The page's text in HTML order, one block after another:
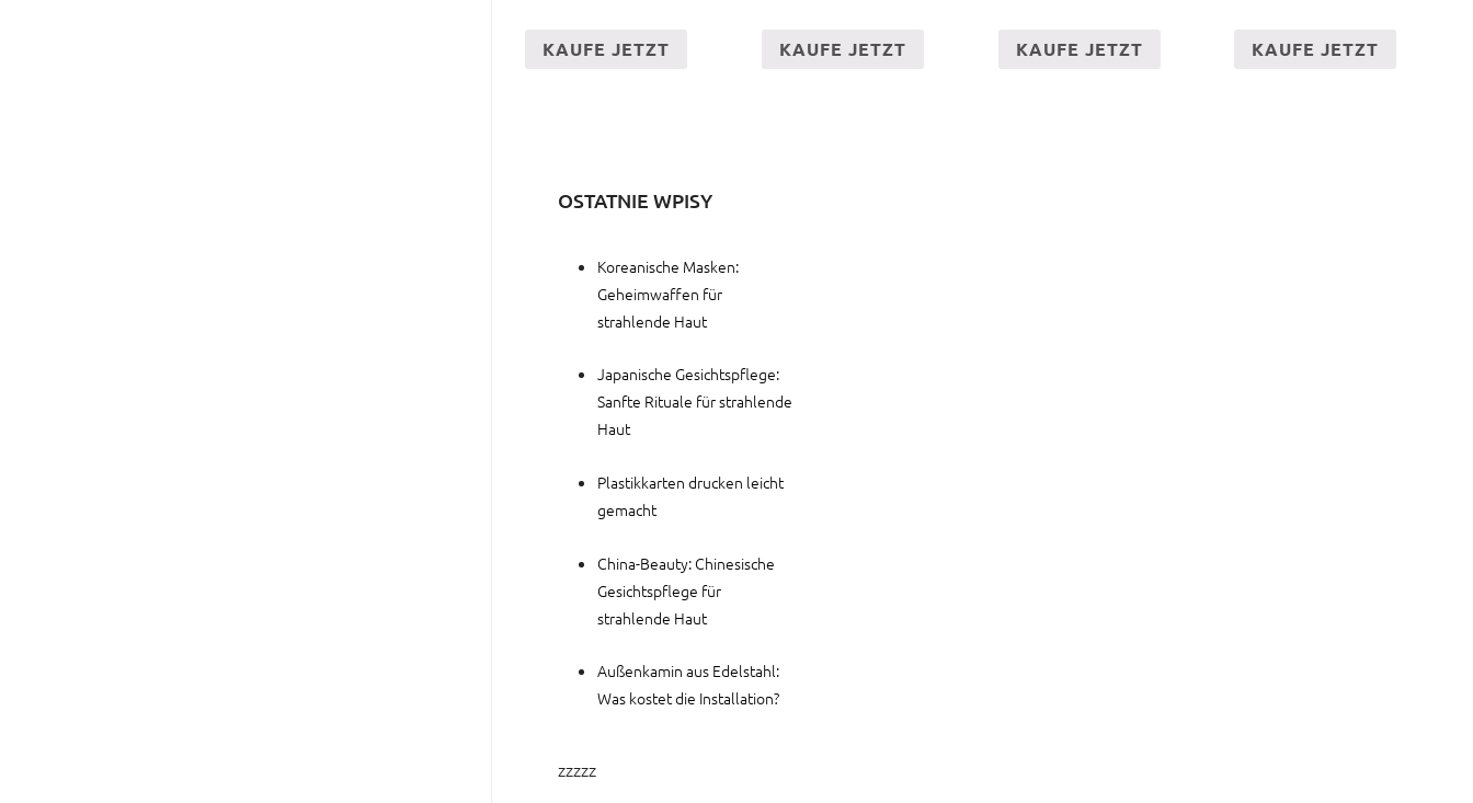
KAUFE JETZT KAUFE JETZT KAUFE JETZT KAUFE JETZT
OSTATNIE WPISY
Koreanische Masken:
Geheimwaffen für
strahlende Haut
Japanische Gesichtspflege:
Sanfte Rituale für strahlende
Haut
Plastikkarten drucken leicht
gemacht
China-Beauty: Chinesische
Gesichtspflege für
strahlende Haut
Außenkamin aus Edelstahl:
Was kostet die Installation?
zzzzz